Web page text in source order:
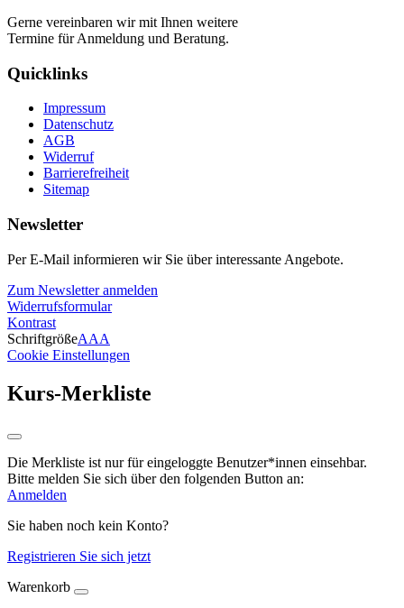
Gerne vereinbaren wir mit Ihnen weitere
Termine für Anmeldung und Beratung.
Quicklinks
Impressum
Datenschutz
AGB
Widerruf
Barrierefreiheit
Sitemap
Newsletter
Per E-Mail informieren wir Sie über interessante Angebote.
Zum Newsletter anmelden
Widerrufsformular
Kontrast
SchriftgrößeAAA
Cookie Einstellungen
Kurs-Merkliste
Die Merkliste ist nur für eingeloggte Benutzer*innen einsehbar.
Bitte melden Sie sich über den folgenden Button an:
Anmelden
Sie haben noch kein Konto?
Registrieren Sie sich jetzt
Warenkorb